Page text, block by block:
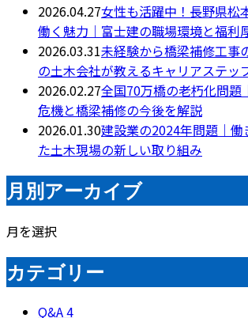
2026.04.27女性も活躍中！長野県松
働く魅力｜富士建の職場環境と福利
2026.03.31未経験から橋梁補修工事
の土木会社が教えるキャリアステッ
2026.02.27全国70万橋の老朽化問題
危機と橋梁補修の今後を解説
2026.01.30建設業の2024年問題｜働
た土木現場の新しい取り組み
月別アーカイブ
月を選択
カテゴリー
Q&A4